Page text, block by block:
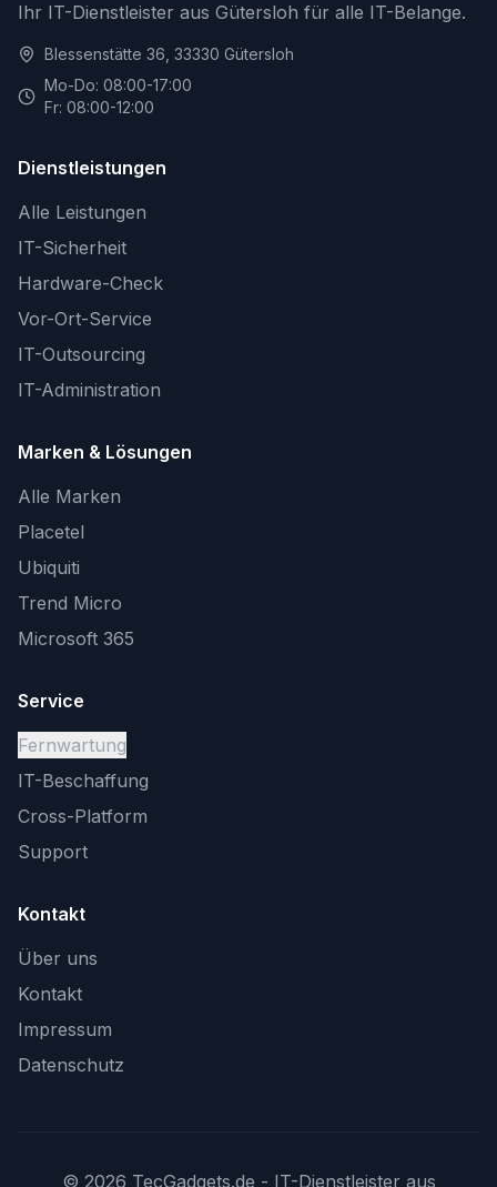
Ihr IT-Dienstleister aus Gütersloh für alle IT-Belange.
Blessenstätte 36, 33330 Gütersloh
Mo-Do: 08:00-17:00
Fr: 08:00-12:00
Dienstleistungen
Alle Leistungen
IT-Sicherheit
Hardware-Check
Vor-Ort-Service
IT-Outsourcing
IT-Administration
Marken & Lösungen
Alle Marken
Placetel
Ubiquiti
Trend Micro
Microsoft 365
Service
Fernwartung
IT-Beschaffung
Cross-Platform
Support
Kontakt
Über uns
Kontakt
Impressum
Datenschutz
© 2026 TecGadgets.de - IT-Dienstleister aus